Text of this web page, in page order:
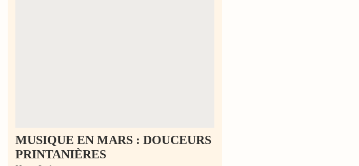
MUSIQUE EN MARS : DOUCEURS
PRINTANIÈRES